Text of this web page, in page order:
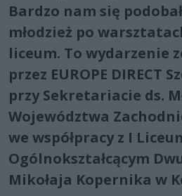
Bardzo nam się
młodzież po
liceum. To wydarzenie
przez EUROPE DIRECT
przy Sekretariacie ds.
Województwa
we współpracy z I
Ogólnokształcącym
Mikołaja Kopernika w